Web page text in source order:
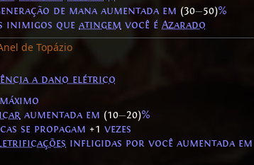
de mana aumentada em (30—50)%
inimigos que atingem você é Azarado
de Topázio
a dano elétrico
aumentada em (10—20)%
se propagam +1 vezes
infligidas por você aumentada em